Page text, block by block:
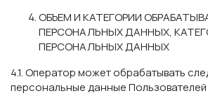
ОБЪЕМ И КАТЕГОРИИ
ПЕРСОНАЛЬНЫХ ДАННЫХ,
ПЕРСОНАЛЬНЫХ ДАННЫХ
4.1. Оператор может обрабатывать
персональные данные